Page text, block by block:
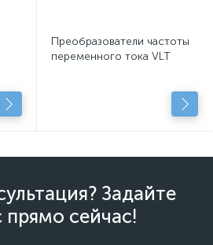
Преобразователи частоты
переменного тока VLT
Задайте
прямо сейчас!